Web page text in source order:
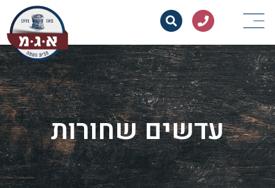
עדשים שחורות